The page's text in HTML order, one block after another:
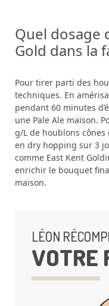
Quel dosage
Gold dans la
Pour tirer parti des
techniques. En
pendant 60 minutes
une Pale Ale maison.
g/L de houblons
en dry hopping sur 3
comme East Kent
enrichir le bouquet
maison.
LÉON
VOTRE